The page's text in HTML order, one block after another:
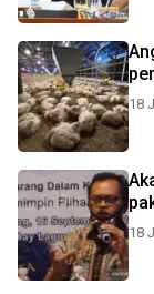
18
18